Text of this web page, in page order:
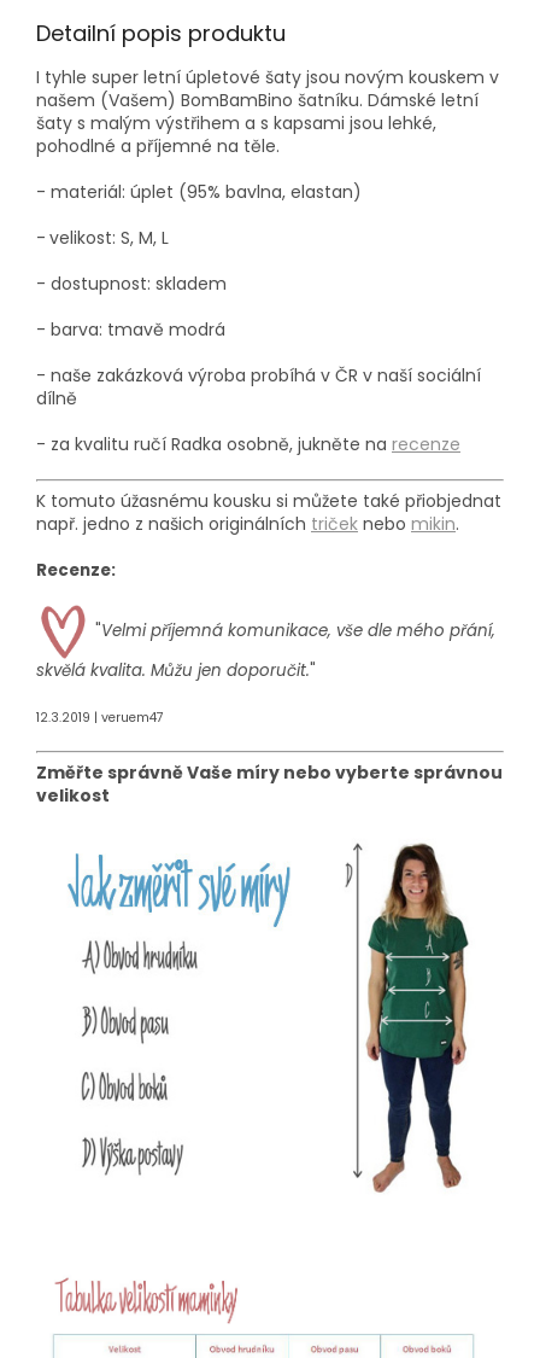
Detailní popis produktu
I tyhle super letní úpletové šaty jsou novým kouskem v
našem (Vašem) BomBamBino šatníku. Dámské letní
šaty s malým výstřihem a s kapsami jsou lehké,
pohodlné a příjemné na těle.
- materiál: úplet (95% bavlna, elastan)
- velikost: S, M, L
- dostupnost: skladem
- barva: tmavě modrá
- naše zakázková výroba probíhá v ČR v naší sociální
dílně
- za kvalitu ručí Radka osobně, jukněte na recenze
K tomuto úžasnému kousku si můžete také přiobjednat
např. jedno z našich originálních triček nebo mikin.
Recenze:
"Velmi příjemná komunikace, vše dle mého přání,
skvělá kvalita. Můžu jen doporučit."
12.3.2019 | veruem47
Změřte správně Vaše míry nebo vyberte správnou
velikost